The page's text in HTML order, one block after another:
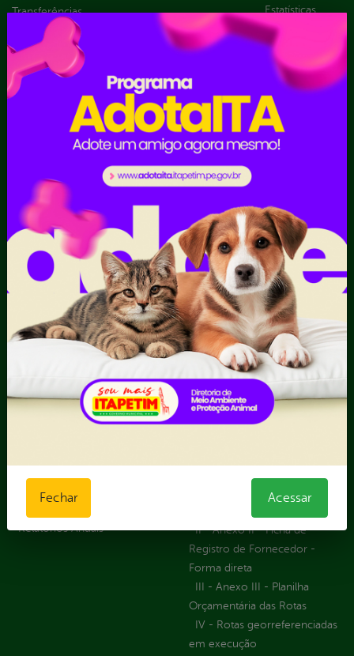
Transferências
Dados Abertos
Despesas
Diárias
Emendas
parlamentares
Organizacional
LGPD e Governo
Digital
Licitações e
Contratos
Obras Públicas
Planejamento e
Prestação de Contas
Receitas
Recursos Humanos
Estatísticas
Formulários
Sic Físico
Solicitar
Recurso
Solicitar um
pedido
Acompanhar uma
Fazer uma Manifestação
Relatórios Anuais
Portal Transporte
Escolar
Contratos
Registro de Fornecedor -
II - Anexo II - Ficha de
Registro de Fornecedor -
Forma direta
III - Anexo III - Planilha
Orçamentária das Rotas
IV - Rotas georreferenciadas
em execução
Fechar Acessar